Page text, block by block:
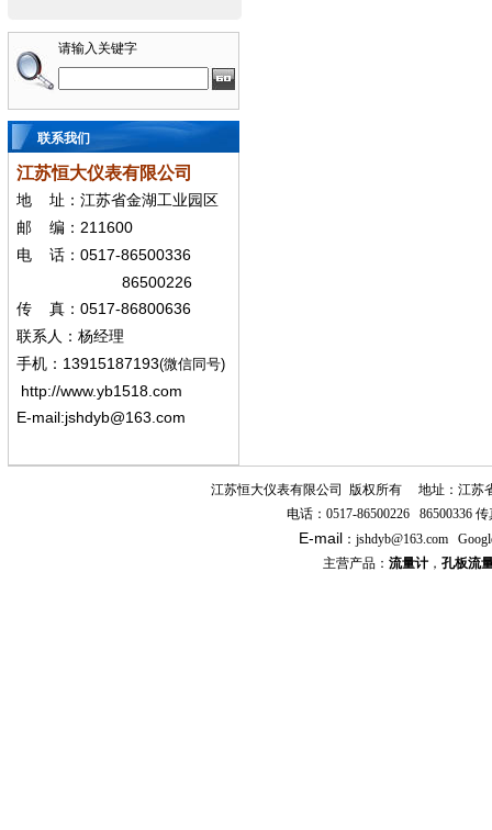
请输入关键字
联系我们
江苏恒大仪表有限公司
地
址：江苏省金湖工业园区
邮
编： 211600
电 话： 0517-86500336
86500226
传 真： 0517-86800636
联系人：杨经理
手机 ： 13915187193(微信同号)
http://www.yb1518.com
E-mail:jshdyb@163.com
江苏恒大仪表有限公司 版权所有
地址：江苏
电话： 0517-86500226 86500336 传
E-mail ： jshdyb@163.com
主营产品： 流量计， 孔板流